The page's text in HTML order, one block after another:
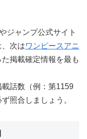
ジャンプ公式サイト
次はワンピースアニ
掲載確定情報を最も
話数（例：第1159
照合しましょう。